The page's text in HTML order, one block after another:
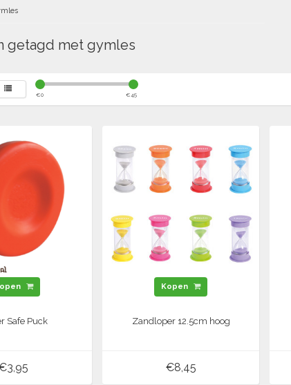
getagd met gymles
€0 € 45
Safe Puck
Kopen
Zandloper 12.5cm hoog
€8,45